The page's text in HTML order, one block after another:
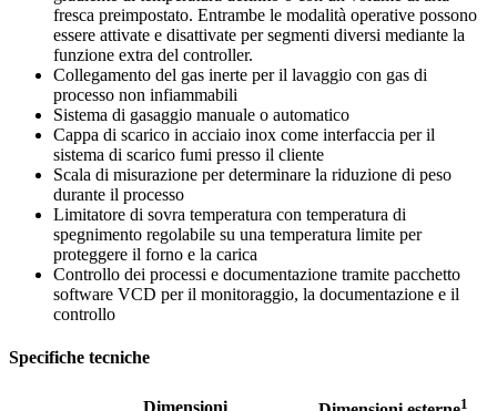
fresca preimpostato. Entrambe le modalità operative possono
essere attivate e disattivate per segmenti diversi mediante la
funzione extra del controller.
Collegamento del gas inerte per il lavaggio con gas di
processo non infiammabili
Sistema di gasaggio manuale o automatico
Cappa di scarico in acciaio inox come interfaccia per il
sistema di scarico fumi presso il cliente
Scala di misurazione per determinare la riduzione di peso
durante il processo
Limitatore di sovra temperatura con temperatura di
spegnimento regolabile su una temperatura limite per
proteggere il forno e la carica
Controllo dei processi e documentazione tramite pacchetto
software VCD per il monitoraggio, la documentazione e il
controllo
Specifiche tecniche
Dimensioni
1